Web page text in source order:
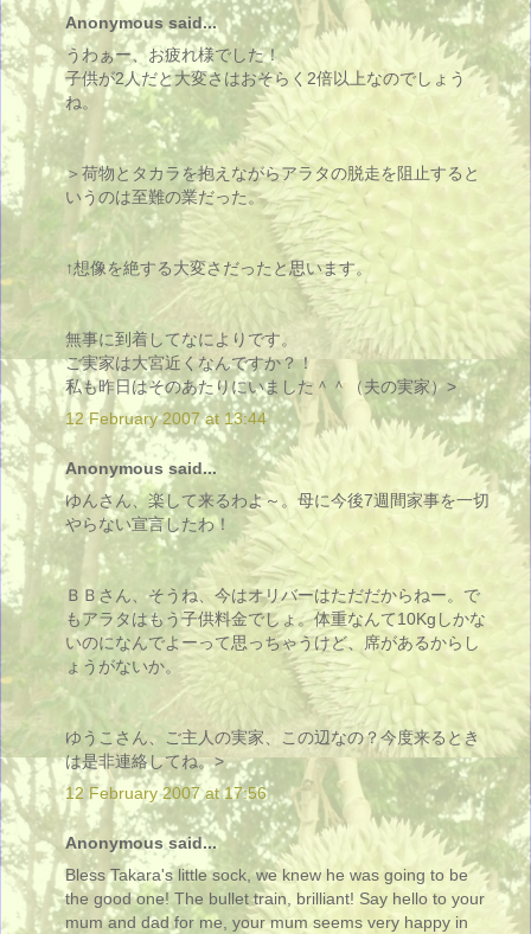
Anonymous said...
うわぁー、お疲れ様でした！
子供が2人だと大変さはおそらく2倍以上なのでしょう
ね。
＞荷物とタカラを抱えながらアラタの脱走を阻止すると
いうのは至難の業だった。
↑想像を絶する大変さだったと思います。
無事に到着してなによりです。
ご実家は大宮近くなんですか？！
私も昨日はそのあたりにいました＾＾（夫の実家）>
12 February 2007 at 13:44
Anonymous said...
ゆんさん、楽して来るわよ～。母に今後7週間家事を一切
やらない宣言したわ！
ＢＢさん、そうね、今はオリバーはただだからねー。で
もアラタはもう子供料金でしょ。体重なんて10Kgしかな
いのになんでよーって思っちゃうけど、席があるからし
ょうがないか。
ゆうこさん、ご主人の実家、この辺なの？今度来るとき
は是非連絡してね。>
12 February 2007 at 17:56
Anonymous said...
Bless Takara's little sock, we knew he was going to be
the good one! The bullet train, brilliant! Say hello to your
mum and dad for me, your mum seems very happy in